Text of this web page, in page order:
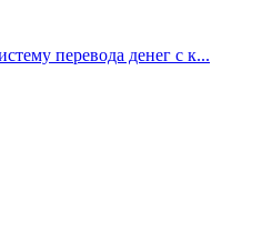
перевода денег с к...